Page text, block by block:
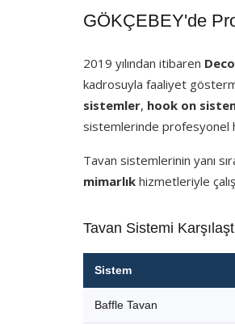
GÖKÇEBEY'de
2019 yılından itibaren
kadrosuyla faaliyet
sistemler, hook on
sistemlerinde profesyonel
Tavan sistemlerinin yanı
mimarlık hizmetleriyle
Tavan Sistemi
Sistem
Baffle Tavan